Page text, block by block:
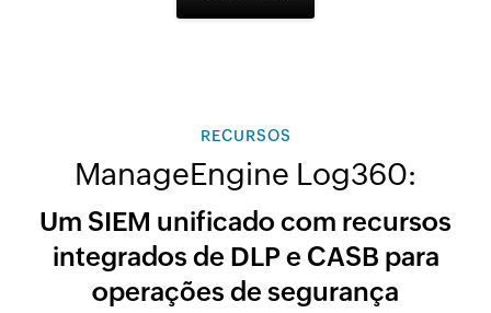
RECURSOS
ManageEngine Log360:
Um SIEM unificado com recursos
integrados de DLP e CASB para
operações de segurança